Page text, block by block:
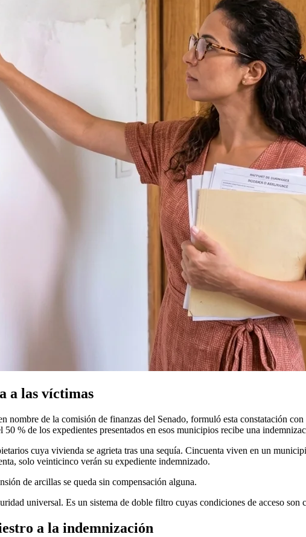
a las víctimas
nombre de la comisión de finanzas del Senado, formuló esta constatación
% de los expedientes presentados en esos municipios recibe una
cuya vivienda se agrieta tras una sequía. Cincuenta viven en un
solo veinticinco verán su expediente indemnizado.
de arcillas se queda sin compensación alguna.
universal. Es un sistema de doble filtro cuyas condiciones de acceso son
a la indemnización